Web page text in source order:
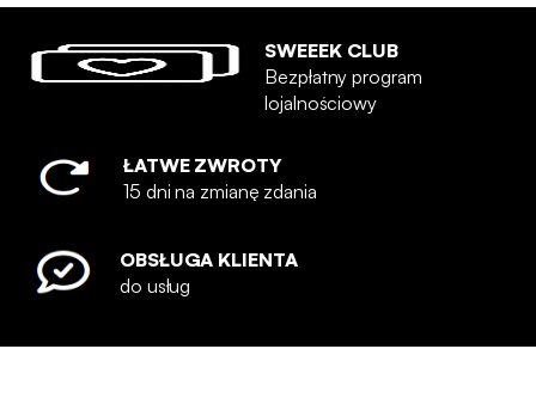
SWEEEK CLUB
Bezpłatny program
lojalnościowy
ŁATWE ZWROTY
15 dni na zmianę zdania
OBSŁUGA KLIENTA
do usług